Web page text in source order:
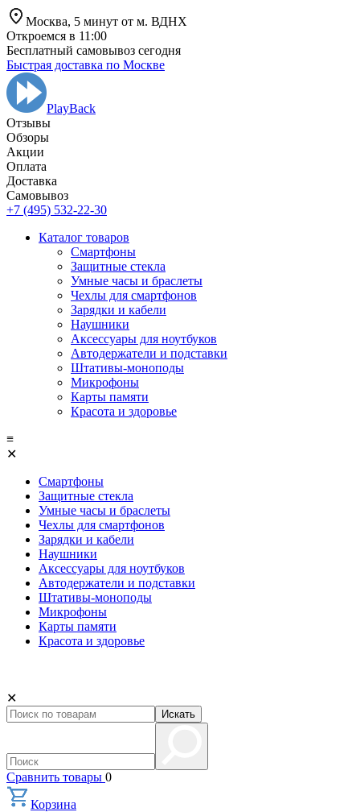
Москва, 5 минут от м. ВДНХ
Откроемся в 11:00
Бесплатный самовывоз сегодня
Быстрая доставка по Москве
PlayBack
Отзывы
Обзоры
Aкции
Оплата
Доставка
Самовывоз
+7 (495) 532-22-30
Каталог товаров
Смартфоны
Защитные стекла
Умные часы и браслеты
Чехлы для смартфонов
Зарядки и кабели
Наушники
Аксессуары для ноутбуков
Автодержатели и подставки
Штативы-моноподы
Микрофоны
Карты памяти
Красота и здоровье
≡
✕
Смартфоны
Защитные стекла
Умные часы и браслеты
Чехлы для смартфонов
Зарядки и кабели
Наушники
Аксессуары для ноутбуков
Автодержатели и подставки
Штативы-моноподы
Микрофоны
Карты памяти
Красота и здоровье
✕
Искать
Сравнить товары 0
Корзина